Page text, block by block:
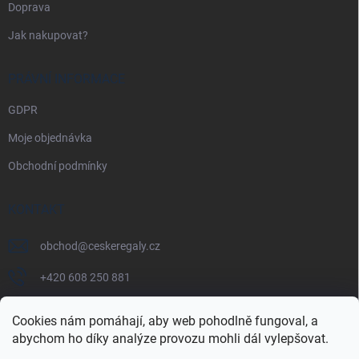
Cookies nám pomáhají, aby web pohodlně fungoval, a
abychom ho díky analýze provozu mohli dál vylepšovat.
Doprava
Jak nakupovat?
PRÁVNÍ INFORMACE
GDPR
Moje objednávka
Obchodní podmínky
KONTAKT
obchod@ceskeregaly.cz
+420 608 250 881